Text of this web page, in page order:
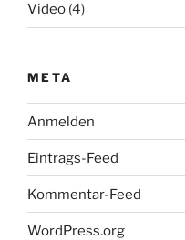
Video (4)
META
Anmelden
Eintrags-Feed
Kommentar-Feed
WordPress.org